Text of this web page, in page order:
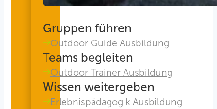
Gruppen führen
Outdoor Guide Ausbildung
Teams begleiten
Outdoor Trainer Ausbildung
Wissen weitergeben
Erlebnispädagogik Ausbildung